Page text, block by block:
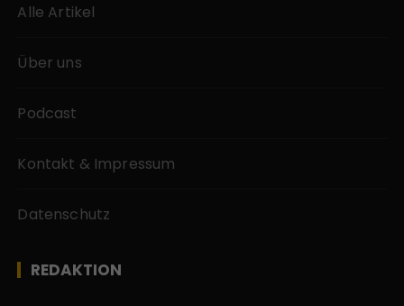
Alle Artikel
Über uns
Podcast
Kontakt & Impressum
Datenschutz
REDAKTION